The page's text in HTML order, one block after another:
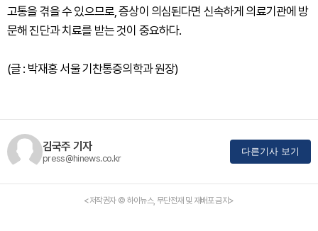
고통을 겪을 수 있으므로, 증상이 의심된다면 신속하게 의료기관에 방
문해 진단과 치료를 받는 것이 중요하다.
(글 : 박재홍 서울 기찬통증의학과 원장)
김국주 기자
press@hinews.co.kr
다른기사 보기
<저작권자 © 하이뉴스, 무단전재 및 재배포 금지>